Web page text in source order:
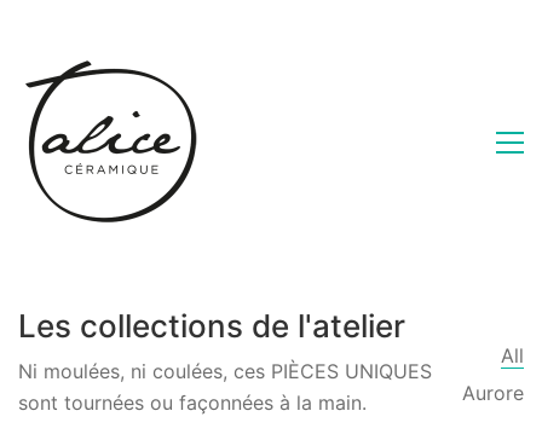
Les collections de l'atelier
Ni moulées, ni coulées, ces PIÈCES UNIQUES
sont tournées ou façonnées à la main.
All
Aurore